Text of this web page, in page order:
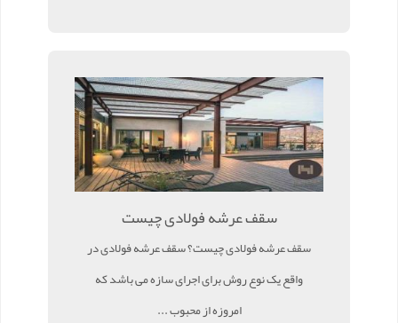
سقف عرشه فولادی چیست
سقف عرشه فولادی چیست؟ سقف عرشه فولادی در
واقع یک نوع روش برای اجرای سازه می باشد که
امروزه از محبوب ...